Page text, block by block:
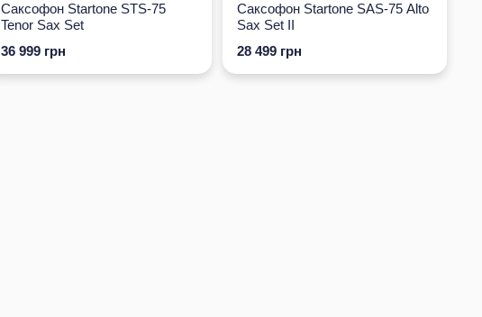
Саксофон Startone STS-75
Tenor Sax Set
36 999 грн
Саксофон Startone SAS-75 Alto
Sax Set II
28 499 грн